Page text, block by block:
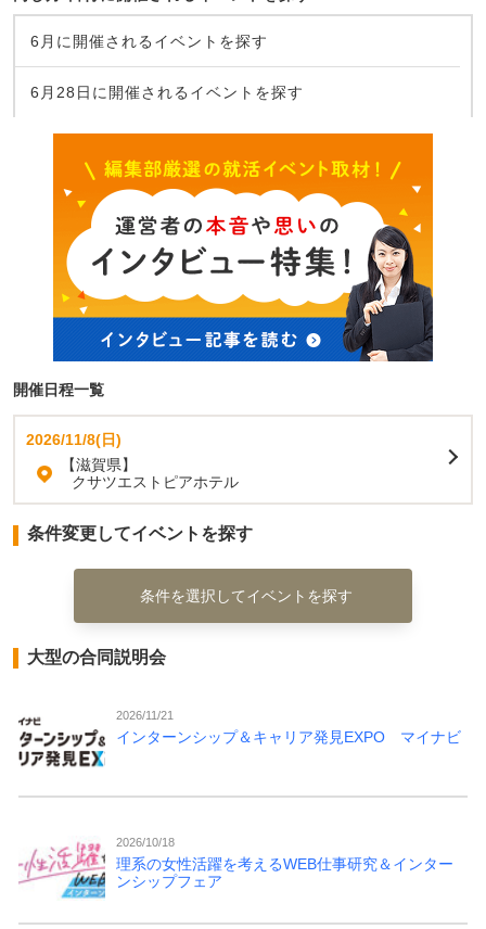
6月に開催されるイベントを探す
6月28日に開催されるイベントを探す
開催日程一覧
2026/11/8(日)
【滋賀県】
クサツエストピアホテル
条件変更してイベントを探す
条件を選択してイベントを探す
大型の合同説明会
2026/11/21
インターンシップ＆キャリア発見EXPO マイナビ
2026/10/18
理系の女性活躍を考えるWEB仕事研究＆インター
ンシップフェア